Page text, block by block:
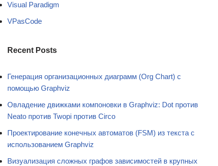
Visual Paradigm
VPasCode
Recent Posts
Генерация организационных диаграмм (Org Chart) с
помощью Graphviz
Овладение движками компоновки в Graphviz: Dot против
Neato против Twopi против Circo
Проектирование конечных автоматов (FSM) из текста с
использованием Graphviz
Визуализация сложных графов зависимостей в крупных